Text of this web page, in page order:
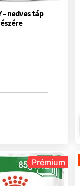
– nedves táp
Prémium